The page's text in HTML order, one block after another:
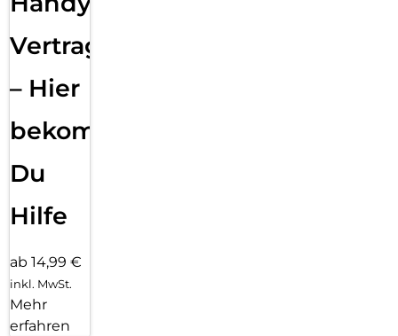
Vertragsabwicklung
– Hier
bekommst
Du
Hilfe
ab 14,99 €
inkl. MwSt.
Mehr
erfahren